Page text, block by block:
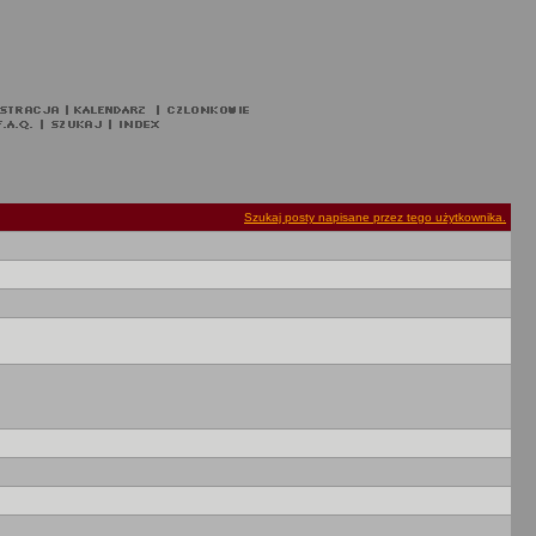
Szukaj posty napisane przez tego użytkownika.